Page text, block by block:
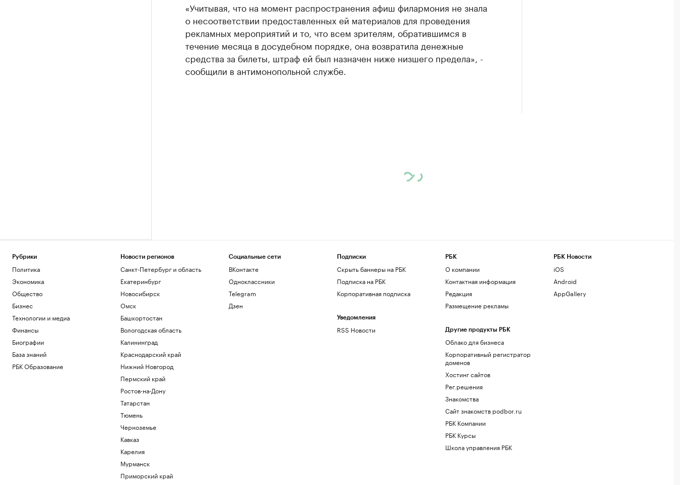
«Учитывая, что на момент распространения афиш филармония не знала
о несоответствии предоставленных ей материалов для проведения
рекламных мероприятий и то, что всем зрителям, обратившимся в
течение месяца в досудебном порядке, она возвратила денежные
средства за билеты, штраф ей был назначен ниже низшего предела», -
сообщили в антимонопольной службе.
Рубрики
Политика
Экономика
Общество
Бизнес
Технологии и медиа
Финансы
Биографии
База знаний
РБК Образование
Новости регионов
Санкт-Петербург и область
Екатеринбург
Новосибирск
Омск
Башкортостан
Вологодская область
Калининград
Краснодарский край
Нижний Новгород
Пермский край
Ростов-на-Дону
Татарстан
Тюмень
Черноземье
Кавказ
Карелия
Мурманск
Приморский край
Социальные сети
ВКонтакте
Одноклассники
Telegram
Дзен
Подписки
Скрыть баннеры на РБК
Подписка на РБК
Корпоративная подписка
Уведомления
RSS Новости
РБК
О компании
Контактная информация
Редакция
Размещение рекламы
Другие продукты РБК
Облако для бизнеса
Корпоративный регистратор
доменов
Хостинг сайтов
Рег.решения
Знакомства
Сайт знакомств podbor.ru
РБК Компании
РБК Курсы
Школа управления РБК
РБК Новости
iOS
Android
AppGallery